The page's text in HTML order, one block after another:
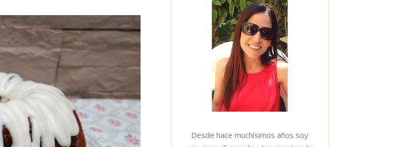
Desde hace muchísimos años soy